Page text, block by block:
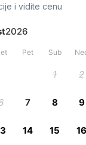
i vidite cenu